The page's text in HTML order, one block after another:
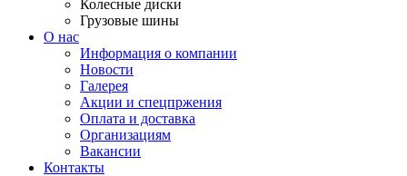
Колесные диски
Грузовые шины
О нас
Информация о компании
Новости
Галерея
Акции и спецпржения
Оплата и доставка
Организациям
Вакансии
Контакты